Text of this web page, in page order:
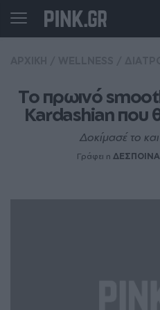
Το πρωινό
Kardashian που
Δοκίμασέ το
Γράφει η